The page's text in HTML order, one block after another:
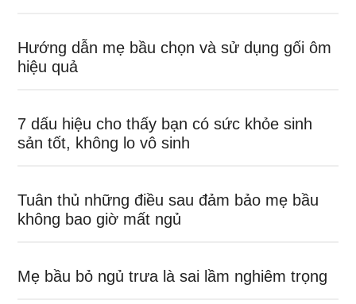
Hướng dẫn mẹ bầu chọn và sử dụng gối ôm
hiệu quả
7 dấu hiệu cho thấy bạn có sức khỏe sinh
sản tốt, không lo vô sinh
Tuân thủ những điều sau đảm bảo mẹ bầu
không bao giờ mất ngủ
Mẹ bầu bỏ ngủ trưa là sai lầm nghiêm trọng